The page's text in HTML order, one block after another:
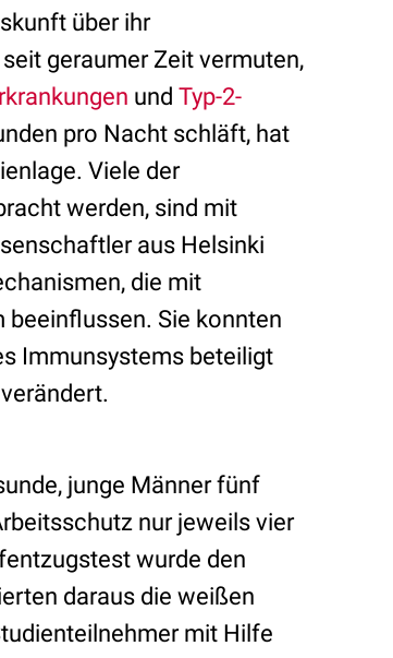
über ihr
geraumer Zeit vermuten,
und Typ-2-
pro Nacht schläft, hat
Viele der
werden, sind mit
aus Helsinki
die mit
beeinflussen. Sie konnten
Immunsystems beteiligt
junge Männer fünf
nur jeweils vier
wurde den
daraus die weißen
mit Hilfe